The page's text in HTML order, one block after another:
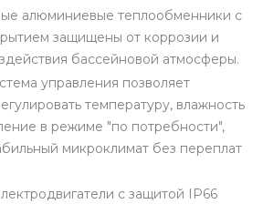
алюминиевые теплообменники с
защищены от коррозии и
бассейновой атмосферы.
управления позволяет
температуру, влажность
в режиме "по потребности",
микроклимат без переплат
с защитой IP66